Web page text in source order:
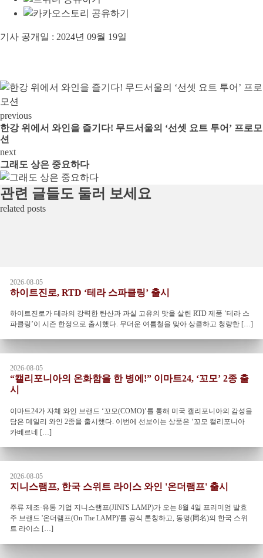
기사 공개일 : 2024년 09월 19일
previous
한강 위에서 와인을 즐기다! 무드서울의 ‘선셋 요트 투어’ 프로모
션
next
그래도 상은 중요하다
관련 글들도 둘러 보세요
related posts
2026-08-05
하이트진로, RTD ‘테라 스파클링’ 출시
하이트진로가 테라의 강력한 탄산과 과실 고유의 맛을 살린 RTD 제품 ‘테라 스
파클링’이 시즌 한정으로 출시했다. 무더운 여름철을 맞아 상큼하고 청량한 […]
2026-08-05
“캘리포니아의 온화함을 한 병에!” 이마트24, ‘꼬모’ 2종 출
시
이마트24가 자체 와인 브랜드 ‘꼬모(COMO)’를 통해 미국 캘리포니아의 감성을
담은 데일리 와인 2종을 출시했다. 이번에 선보이는 상품은 ‘꼬모 캘리포니아
카베르네 […]
2026-08-05
지니스램프, 한국 스위트 라이스 와인 '온더램프' 출시
주류 제조·유통 기업 지니스램프(JINI'S LAMP)가 오는 8월 4일 프리미엄 발효
주 브랜드 '온더램프(On The LAMP)'를 공식 론칭하고, 동명(同名)의 한국 스위
트 라이스 […]